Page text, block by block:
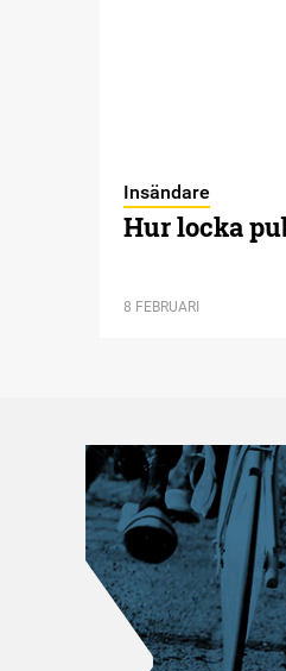
Insändare
Hur locka
8 FEBRUARI